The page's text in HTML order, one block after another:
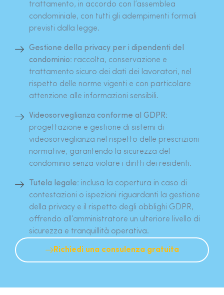
trattamento, in accordo con l’assemblea
condominiale, con tutti gli adempimenti formali
previsti dalla legge.
Gestione della privacy per i dipendenti del
condominio: raccolta, conservazione e
trattamento sicuro dei dati dei lavoratori, nel
rispetto delle norme vigenti e con particolare
attenzione alle informazioni sensibili.
Videosorveglianza conforme al GDPR:
progettazione e gestione di sistemi di
videosorveglianza nel rispetto delle prescrizioni
normative, garantendo la sicurezza del
condominio senza violare i diritti dei residenti.
Tutela legale: inclusa la copertura in caso di
contestazioni o ispezioni riguardanti la gestione
della privacy e il rispetto degli obblighi GDPR,
offrendo all’amministratore un ulteriore livello di
sicurezza e tranquillità operativa.
Richiedi una consulenza gratuita